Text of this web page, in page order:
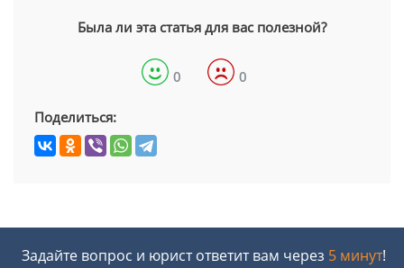
Была ли эта статья для вас полезной?
0 0
Поделиться:
Задайте вопрос и юрист ответит вам через 5 минут!